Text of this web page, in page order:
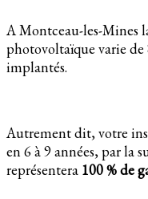
A Montceau-les-Mines
photovoltaïque varie de
implantés.
Autrement dit, votre
en 6 à 9 années, par la
représentera 100 % de